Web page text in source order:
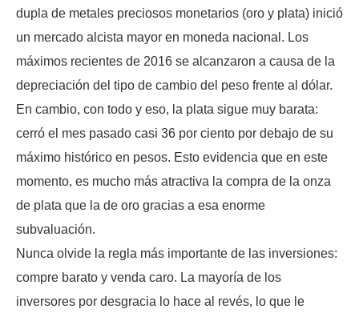
dupla de metales preciosos monetarios (oro y plata) inició
un mercado alcista mayor en moneda nacional. Los
máximos recientes de 2016 se alcanzaron a causa de la
depreciación del tipo de cambio del peso frente al dólar.
En cambio, con todo y eso, la plata sigue muy barata:
cerró el mes pasado casi 36 por ciento por debajo de su
máximo histórico en pesos. Esto evidencia que en este
momento, es mucho más atractiva la compra de la onza
de plata que la de oro gracias a esa enorme
subvaluación.
Nunca olvide la regla más importante de las inversiones:
compre barato y venda caro. La mayoría de los
inversores por desgracia lo hace al revés, lo que le